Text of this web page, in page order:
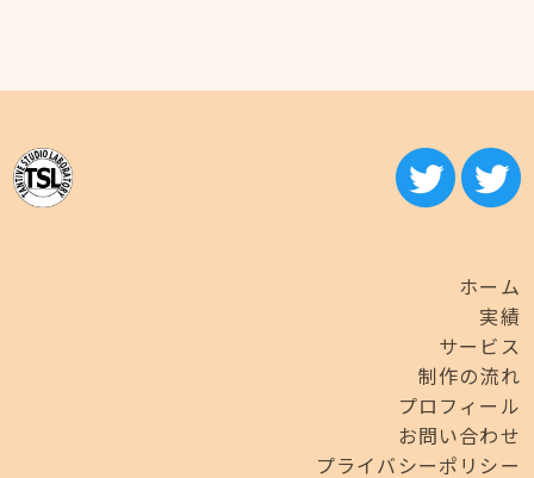
ホーム
実績
サービス
制作の流れ
プロフィール
お問い合わせ
プライバシーポリシー